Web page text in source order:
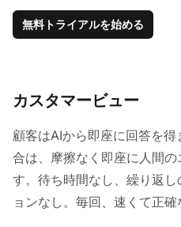
無料トライアルを始める
カスタマービュー
顧客はAIから即座に回答を
合は、摩擦なく即座に人間
す。待ち時間なし、繰り返
ョンなし。毎回、速くて正確